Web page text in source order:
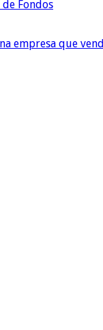
Fondos
empresa que